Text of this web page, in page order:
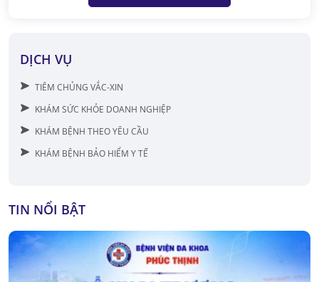
DỊCH VỤ
TIÊM CHỦNG VẮC-XIN
KHÁM SỨC KHỎE DOANH NGHIỆP
KHÁM BỆNH THEO YÊU CẦU
KHÁM BỆNH BẢO HIỂM Y TẾ
TIN NỔI BẬT